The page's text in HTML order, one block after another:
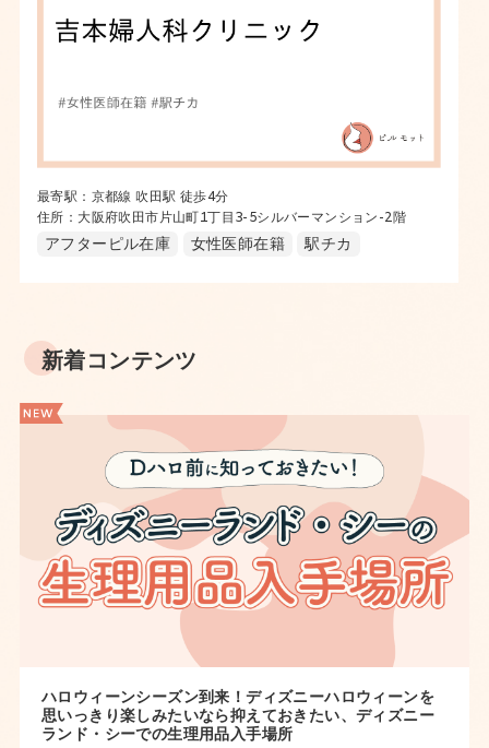
最寄駅：京都線 吹田駅 徒歩4分
住所：大阪府吹田市片山町1丁目3-5シルバーマンション-2階
アフターピル在庫 女性医師在籍 駅チカ
新着コンテンツ
ハロウィーンシーズン到来！ディズニーハロウィーンを
思いっきり楽しみたいなら抑えておきたい、ディズニー
ランド・シーでの生理用品入手場所